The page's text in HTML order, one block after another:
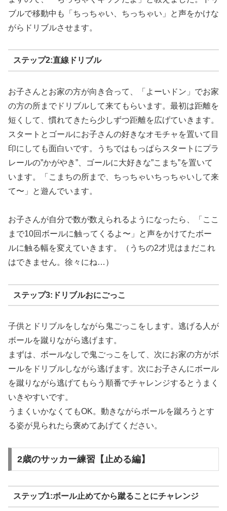
ブルで移動中も「ちっちゃい、ちっちゃい」と声をかけな
がらドリブルさせます。
ステップ2:直線ドリブル
お子さんとお家の方が向き合って、「よーいドン」でお家
の方の所までドリブルして来てもらいます。最初は距離を
短くして、慣れてきたら少しずつ距離を広げていきます。
スタートとゴールにお子さんの好きなオモチャを置いて目
印にしても面白いです。うちではもっぱらスタートにプラ
レールの”かがやき”、ゴールに大好きな”こまち”を置いて
います。「こまちの所まで、ちっちゃいちっちゃいして来
て〜」と遊んでいます。
お子さんが自分で数が数えられるようになったら、「ここ
まで10回ボールに触ってくるよ〜」と声をかけてたボー
ルに触る幅を変えていきます。（うちの2才児はまだこれ
はできません。徐々にね…）
ステップ3:ドリブルおにごっこ
子供とドリブルをしながら鬼ごっこをします。逃げる人が
ボールを蹴りながら逃げます。
まずは、ボールなしで鬼ごっこをして、次にお家の方がボ
ールをドリブルしながら逃げます。次にお子さんにボール
を蹴りながら逃げてもらう順番でチャレンジするとうまく
いきやすいです。
うまくいかなくてもOK。動きながらボールを蹴ろうとす
る姿が見られたら褒めてあげてください。
2歳のサッカー練習【止める編】
ステップ1:ボール止めてから蹴ることにチャレンジ